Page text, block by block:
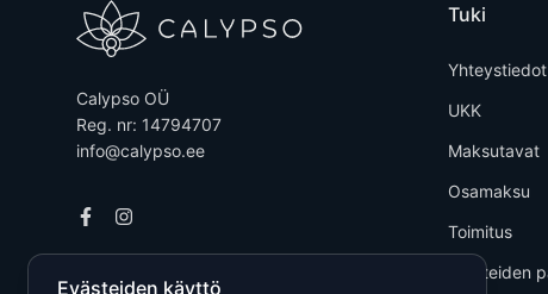
Calypso OÜ
Reg. nr: 14794707
info@calypso.ee
Tuki
Yhteystiedot
UKK
Maksutavat
Osamaksu
Toimitus
Tuotteiden
Evästeiden käyttö